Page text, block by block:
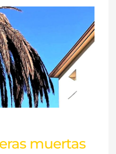
muertas